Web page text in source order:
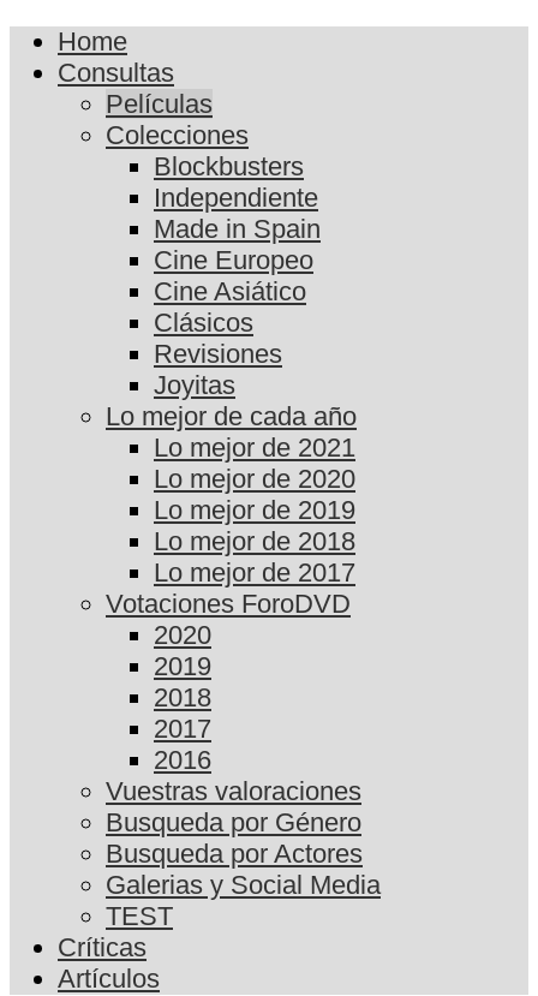
Home
Consultas
Películas
Colecciones
Blockbusters
Independiente
Made in Spain
Cine Europeo
Cine Asiático
Clásicos
Revisiones
Joyitas
Lo mejor de cada año
Lo mejor de 2021
Lo mejor de 2020
Lo mejor de 2019
Lo mejor de 2018
Lo mejor de 2017
Votaciones ForoDVD
2020
2019
2018
2017
2016
Vuestras valoraciones
Busqueda por Género
Busqueda por Actores
Galerias y Social Media
TEST
Críticas
Artículos